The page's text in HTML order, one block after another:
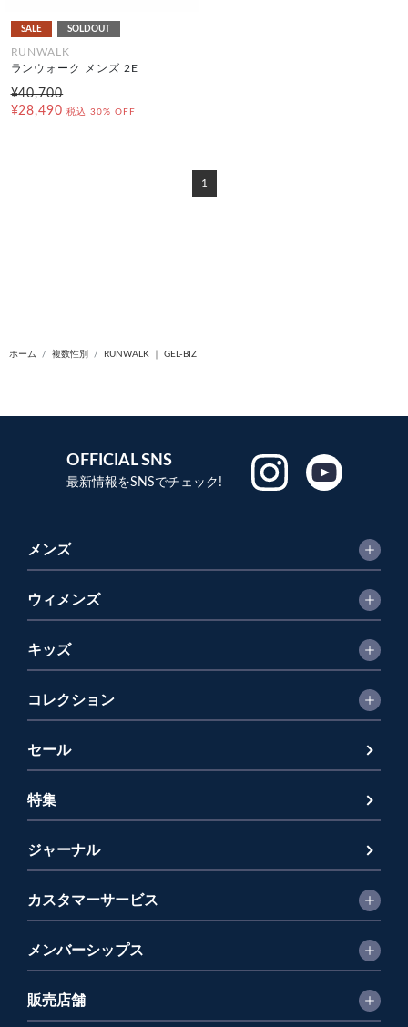
SALE SOLDOUT
RUNWALK
ランウォーク メンズ 2E
¥40,700
¥28,490 税込 30% OFF
1
ホーム 複数性別 RUNWALK ｜ GEL-BIZ
OFFICIAL SNS
最新情報をSNSでチェック!
メンズ
ウィメンズ
キッズ
コレクション
セール
特集
ジャーナル
カスタマーサービス
メンバーシップス
販売店舗